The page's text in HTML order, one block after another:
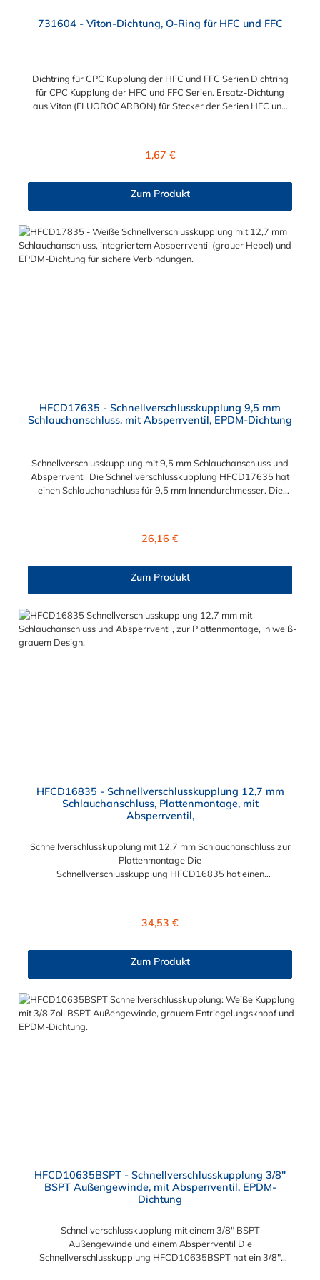
731604 - Viton-Dichtung, O-Ring für HFC und FFC
Dichtring für CPC Kupplung der HFC und FFC Serien Dichtring
für CPC Kupplung der HFC und FFC Serien. Ersatz-Dichtung
aus Viton (FLUOROCARBON) für Stecker der Serien HFC und
Regulärer Preis:
1,67 €
Zum Produkt
HFCD17635 - Schnellverschlusskupplung 9,5 mm
Schlauchanschluss, mit Absperrventil, EPDM-Dichtung
Schnellverschlusskupplung mit 9,5 mm Schlauchanschluss und
Absperrventil Die Schnellverschlusskupplung HFCD17635 hat
einen Schlauchanschluss für 9,5 mm Innendurchmesser. Die
Max. Betriebsdruck: Vakuum bis 8,6 bar Max.
Schnellverschlusskupplung mit allen Steckern der
Regulärer Preis:
26,16 €
Zum Produkt
HFCD16835 - Schnellverschlusskupplung 12,7 mm
Schlauchanschluss, Plattenmontage, mit
Absperrventil,
Schnellverschlusskupplung mit 12,7 mm Schlauchanschluss zur
Plattenmontage Die
Schnellverschlusskupplung HFCD16835 hat einen
und der Dichtring ist aus EPDM. Das Verbindungsstück zum
Vakuum bis 8,6 bar Max. Betriebstemperatur: -40 °C bis 138
Steckern der HFC12-, HFC35- und HFC57-Serie kombinieren.
Regulärer Preis:
34,53 €
Zum Produkt
HFCD10635BSPT - Schnellverschlusskupplung 3/8"
BSPT Außengewinde, mit Absperrventil, EPDM-
Dichtung
Schnellverschlusskupplung mit einem 3/8" BSPT
Außengewinde und einem Absperrventil Die
Schnellverschlusskupplung HFCD10635BSPT hat ein 3/8"